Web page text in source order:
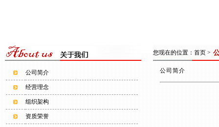
公司简介
经营理念
组织架构
资质荣誉
您现在的位置： 首页 >
公司简介